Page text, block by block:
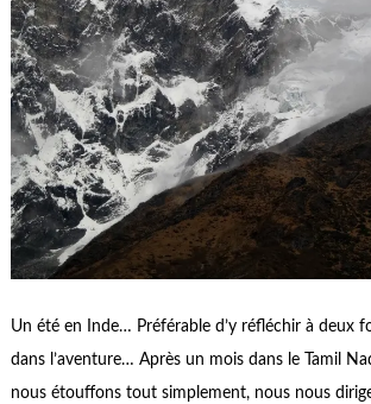
Un été en Inde… Préférable d’y réfléchir à deux
dans l’aventure… Après un mois dans le Tamil
nous étouffons tout simplement, nous nous